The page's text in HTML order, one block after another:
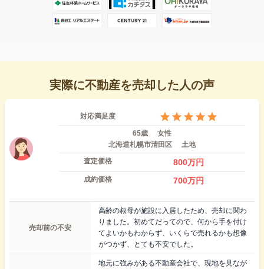
実際に不動産を売却した人の声
対応満足度
65歳
女性
北海道札幌市清田区
土地
査定価格
800万円
成約価格 700万円
売却前の不安
高齢の叔母が施設に入居したため、売却に関わ
りました。初めてだってので、何から手を付け
てよいかもわからず、いくらで売れるかも想像
がつかず、とても不安でした。
地元に強みがある不動産会社で、現地を見なが